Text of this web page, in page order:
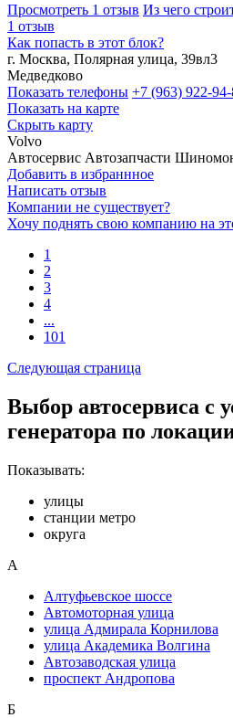
Просмотреть 1 отзыв Из чего
1 отзыв
Как попасть в этот блок?
г. Москва, Полярная улица, 39вл3
Медведково
Показать телефоны +7 (963) 922-
Показать на карте
Скрыть карту
Volvo
Автосервис Автозапчасти
Добавить в избраннное
Написать отзыв
Компании не существует?
Хочу поднять свою компанию на
1
2
3
4
...
101
Следующая страница
Выбор автосервиса с
генератора по
Показывать:
улицы
станции метро
округа
А
Алтуфьевское шоссе
Автомоторная улица
улица Адмирала Корнилова
улица Академика Волгина
Автозаводская улица
проспект Андропова
Б